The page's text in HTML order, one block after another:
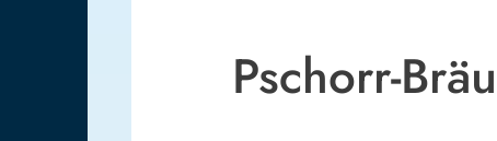
Pschorr-